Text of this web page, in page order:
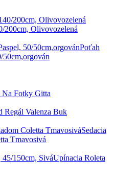
200cm, Olivovozelená
Poťah
50cm,orgován
Na Fotky Gitta
Regál Valenza Buk
Sedacia
Tmavosivá
Upínacia Roleta